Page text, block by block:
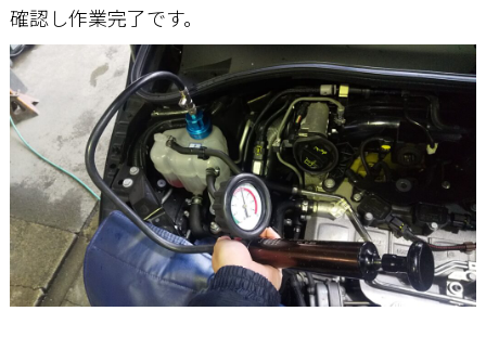
確認し作業完了です。